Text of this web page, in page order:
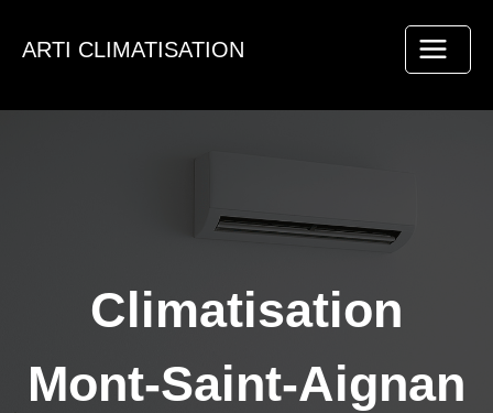
ARTI CLIMATISATION
Climatisation
Mont-Saint-Aignan